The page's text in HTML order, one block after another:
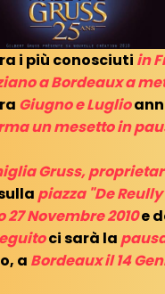
i più conosciuti in
a Bordeaux a
Giugno e Luglio
un mesetto in
Gruss,
piazza "De
27 Novembre 2010e
ci sarà la
a Bordeaux il 14